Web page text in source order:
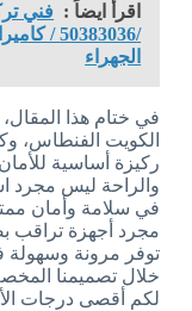
اقرأ ايضاً : فني
/
الجهراء
في ختام هذا
الكويت الفنطاس،
ركيزة أساسية
والراحة ليس مجرد
في سلامة وأمان
مجرد أجهزة تراقب
توفر مرونة وسهولة
خلال تصميمنا
لكم أقصى درجات